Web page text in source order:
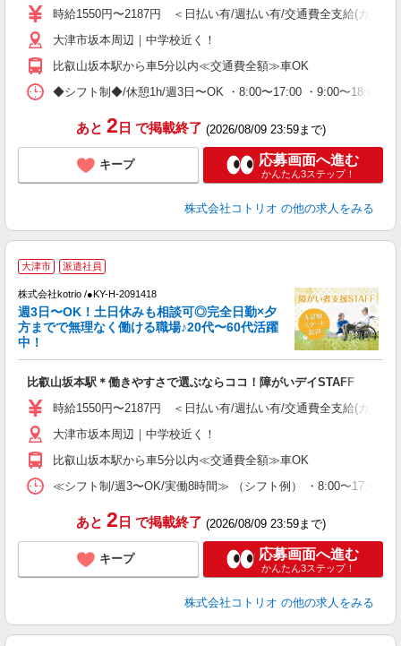
時給1550円〜2187円 ＜日払い有/週払い有/交通費全支給(ガソリ
大津市坂本周辺｜中学校近く！
比叡山坂本駅から車5分以内≪交通費全額≫車OK
◆シフト制◆/休憩1h/週3日〜OK ・8:00〜17:00 ・9:00〜18:00
あと 2 日 で掲載終了 (2026/08/09 23:59まで)
キープ 応募画面へ進む
かんたん3ステップ！
株式会社コトリオ の他の求人をみる
大津市 派遣社員
株式会社kotrio /●KY-H-2091418
週3日〜OK！土日休みも相談可◎完全日勤×夕
方までで無理なく働ける職場♪20代〜60代活躍
中！
比叡山坂本駅＊働きやすさで選ぶならココ！障がいデイSTAFF
時給1550円〜2187円 ＜日払い有/週払い有/交通費全支給(ガソリ
大津市坂本周辺｜中学校近く！
比叡山坂本駅から車5分以内≪交通費全額≫車OK
≪シフト制/週3〜OK/実働8時間≫ （シフト例） ・8:00〜17:00
あと 2 日 で掲載終了 (2026/08/09 23:59まで)
キープ 応募画面へ進む
かんたん3ステップ！
株式会社コトリオ の他の求人をみる